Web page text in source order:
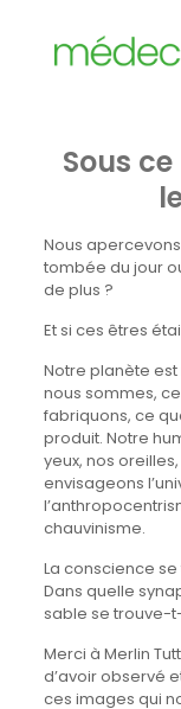
Sous
Nous
tombée du jour
de plus ?
Et si ces êtres
Notre planète
nous sommes,
fabriquons, ce
produit. Notre
yeux, nos
envisageons
chauvinisme.
La conscience
Dans quelle
sable se trouve-
Merci à Merlin
d’avoir observé
ces images qui